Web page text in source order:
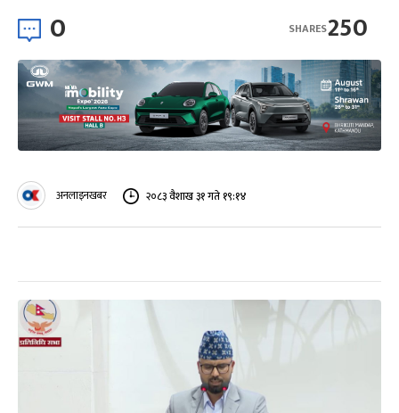
0 250
SHARES
अनलाइनखबर २०८३ वैशाख ३१ गते १९:१४